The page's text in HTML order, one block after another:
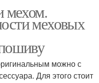
мехом.
меховых
можно с
Для этого стоит